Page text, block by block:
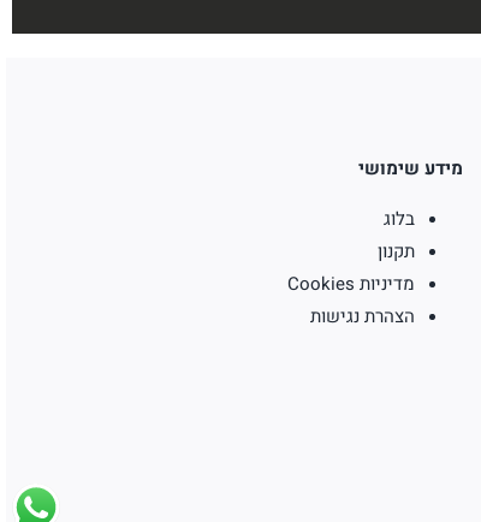
מידע שימושי
בלוג
תקנון
מדיניות Cookies
הצהרת נגישות